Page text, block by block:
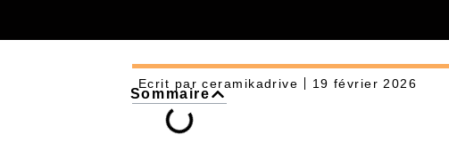
Ecrit par ceramikadrive 19 février 2026
Sommaire